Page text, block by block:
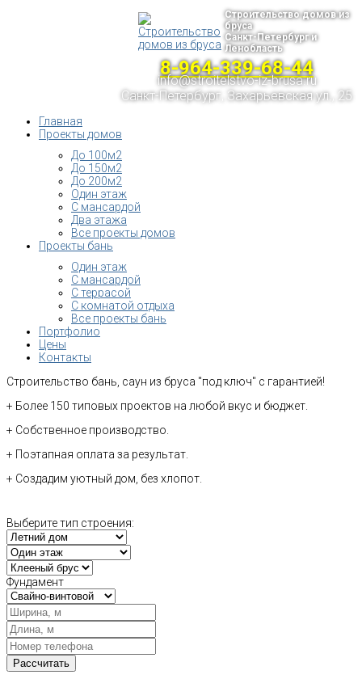
Строительство домов из
бруса
Санкт-Петербург и
Ленобласть
8-964-339-68-44
info@stroitelstvo-iz-brusa.ru
Санкт-Петербург, Захарьевская ул., 25
Главная
Проекты домов
До 100м2
До 150м2
До 200м2
Один этаж
С мансардой
Два этажа
Все проекты домов
Проекты бань
Один этаж
С мансардой
С террасой
С комнатой отдыха
Все проекты бань
Портфолио
Цены
Контакты
Строительство бань, саун из бруса "под ключ" с гарантией!
+ Более 150 типовых проектов на любой вкус и бюджет.
+ Собственное производство.
+ Поэтапная оплата за результат.
+ Создадим уютный дом, без хлопот.
Выберите тип строения:
Фундамент